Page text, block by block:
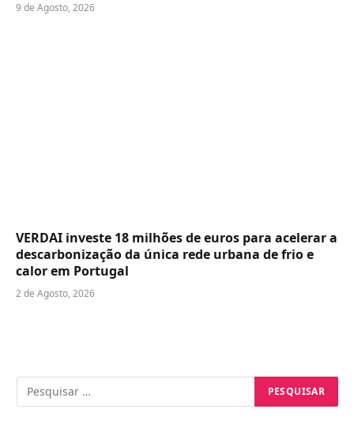
9 de Agosto, 2026
VERDAI investe 18 milhões de euros para acelerar a
descarbonização da única rede urbana de frio e
calor em Portugal
2 de Agosto, 2026